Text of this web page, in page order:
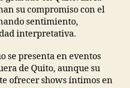
su compromiso con el
sentimiento,
interpretativa.
se presenta en eventos
de Quito, aunque su
ofrecer shows íntimos en